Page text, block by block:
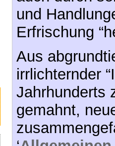
und
Erfrischung
Aus
irrlichternder
Jahrhunderts
gemahnt,